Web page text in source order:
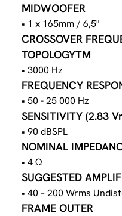
MIDWOOFER
• 1 x 165mm / 6,5"
CROSSOVER
TOPOLOGYTM
• 3000 Hz
FREQUENCY
• 50 - 25 000 Hz
SENSITIVITY (2.83
• 90 dBSPL
NOMINAL
• 4 Ω
SUGGESTED
• 40 – 200 Wrms
FRAME OUTER